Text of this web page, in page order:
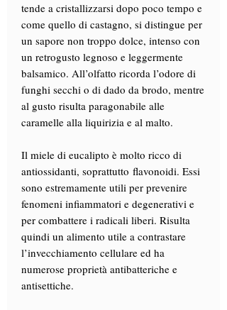
tende a cristallizzarsi dopo poco tempo e
come quello di castagno, si distingue per
un sapore non troppo dolce, intenso con
un retrogusto legnoso e leggermente
balsamico. All’olfatto ricorda l’odore di
funghi secchi o di dado da brodo, mentre
al gusto risulta paragonabile alle
caramelle alla liquirizia e al malto.
Il miele di eucalipto è molto ricco di
antiossidanti, soprattutto flavonoidi. Essi
sono estremamente utili per prevenire
fenomeni infiammatori e degenerativi e
per combattere i radicali liberi. Risulta
quindi un alimento utile a contrastare
l’invecchiamento cellulare ed ha
numerose proprietà antibatteriche e
antisettiche.